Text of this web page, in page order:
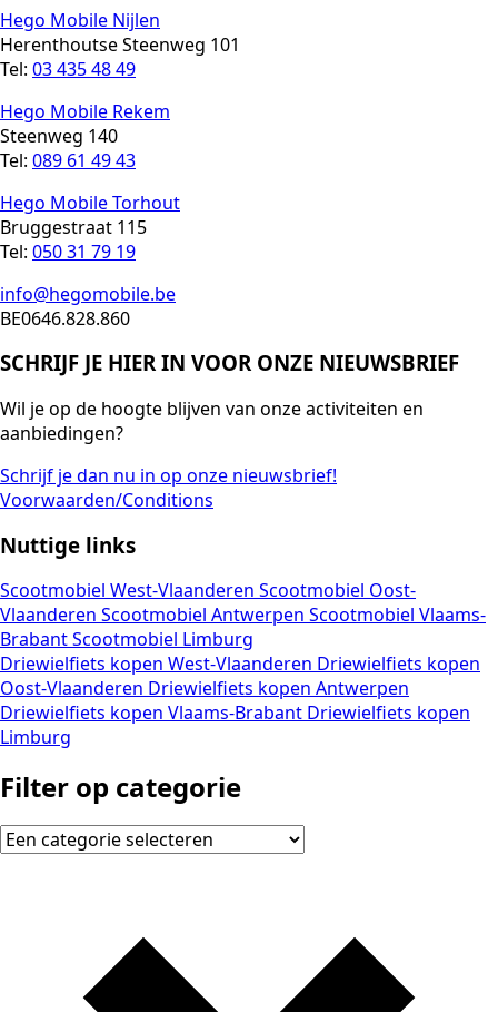
Hego Mobile Nijlen
Herenthoutse Steenweg 101
Tel: 03 435 48 49
Hego Mobile Rekem
Steenweg 140
Tel: 089 61 49 43
Hego Mobile Torhout
Bruggestraat 115
Tel: 050 31 79 19
info@hegomobile.be
BE0646.828.860
SCHRIJF JE HIER IN VOOR ONZE NIEUWSBRIEF
Wil je op de hoogte blijven van onze activiteiten en
aanbiedingen?
Schrijf je dan nu in op onze nieuwsbrief!
Voorwaarden/Conditions
Nuttige links
Scootmobiel West-Vlaanderen Scootmobiel Oost-
Vlaanderen Scootmobiel Antwerpen Scootmobiel Vlaams-
BrabantScootmobiel Limburg
Driewielfiets kopen West-Vlaanderen Driewielfiets kopen
Oost-Vlaanderen Driewielfiets kopen Antwerpen
Driewielfiets kopen Vlaams-Brabant Driewielfiets kopen
Limburg
Filter op categorie